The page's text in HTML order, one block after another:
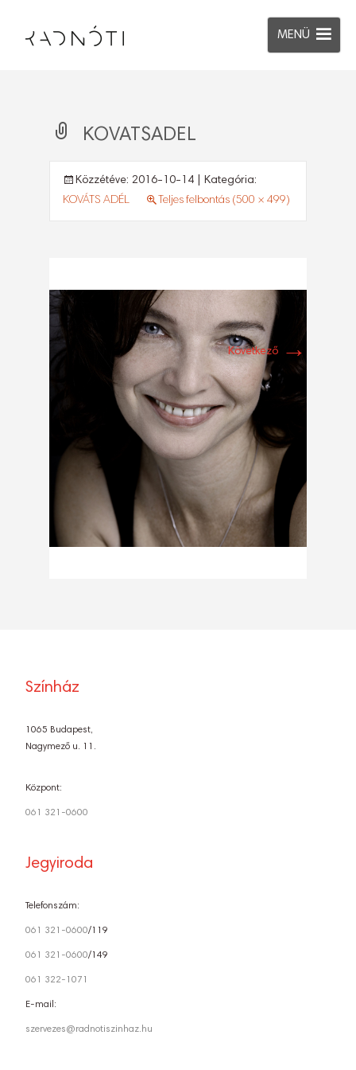
MENÜ
KOVATSADEL
Közzétéve: 2016-10-14 | Kategória:
KOVÁTS ADÉL
Teljes felbontás (500 × 499)
Következő →
Színház
1065 Budapest,
Nagymező u. 11.
Központ:
061 321-0600
Jegyiroda
Telefonszám:
061 321-0600/119
061 321-0600/149
061 322-1071
E-mail:
szervezes@radnotiszinhaz.hu